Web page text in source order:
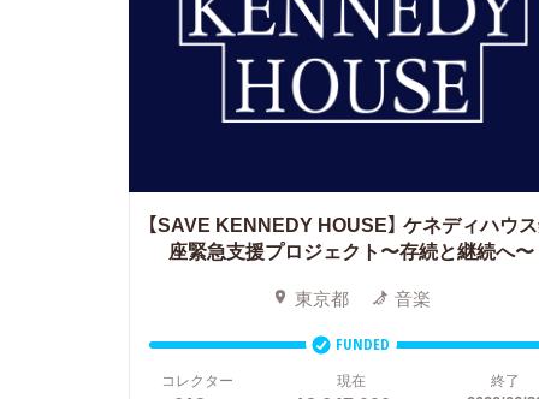
【SAVE KENNEDY HOUSE】 ケネディハウ
座緊急支援プロジェクト〜存続と継続へ〜
東京都 音楽
FUNDED
コレクター
現在 終了